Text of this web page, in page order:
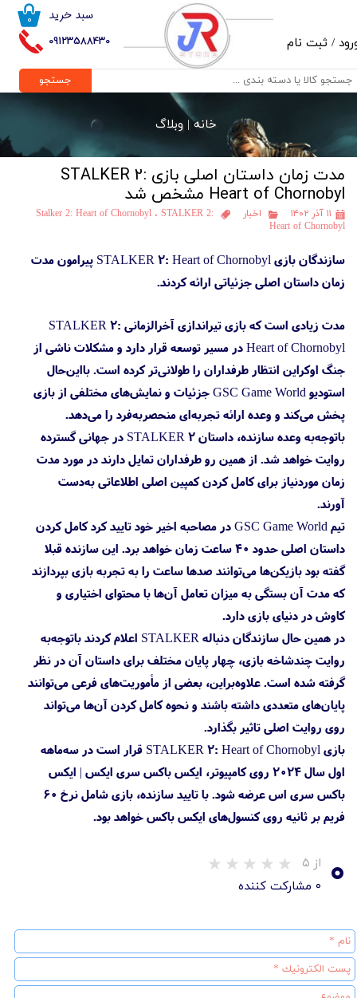
09123588430
۰ سبد خرید
/ ثبت نام
حساب کاربری من
تغییر گذر واژه
خروج از حساب کاربری
جستجو
خانه |وبلاگ
مدت زمان داستان اصلی بازی STALKER 2:
Heart of Chornobyl مشخص شد
۱۱ آذر ۱۴۰۲ اخبار Stalker 2: Heart of Chornobyl ، STALKER 2:
Heart of Chornobyl
سازندگان بازی STALKER 2: Heart of Chornobyl پیرامون مدت
زمان داستان اصلی جزئیاتی ارائه کردند.
مدت زیادی است که بازی تیراندازی آخرالزمانی STALKER 2:
Heart of Chornobyl در مسیر توسعه قرار دارد و مشکلات ناشی از
جنگ اوکراین انتظار طرفداران را طولانی‌تر کرده است. بااین‌حال
استودیو GSC Game World جزئیات و نمایش‌های مختلفی از بازی
پخش می‌کند و وعده ارائه تجربه‌ای منحصر‌به‌فرد را می‌دهد.
باتوجه‌به وعده سازنده، داستان STALKER 2 در جهانی گسترده
روایت خواهد شد. از همین رو طرفداران تمایل دارند در مورد مدت
زمان موردنیاز برای کامل کردن کمپین اصلی اطلاعاتی به‌دست
آورند.
تیم GSC Game World در مصاحبه اخیر خود تایید کرد کامل کردن
داستان اصلی حدود ۴۰ ساعت زمان خواهد برد. این سازنده قبلا
گفته بود بازیکن‌ها می‌توانند صدها ساعت را به تجربه بازی بپردازند
که مدت آن بستگی به میزان تعامل آن‌ها با محتوای اختیاری و
کاوش در دنیای بازی دارد.
در همین حال سازندگان دنباله STALKER اعلام کردند باتوجه‌به
روایت چندشاخه بازی، چهار پایان مختلف برای داستان آن در نظر
گرفته شده است. علاوه‌براین، بعضی از مأموریت‌های فرعی می‌توانند
پایان‌های متعددی داشته باشند و نحوه کامل کردن آن‌ها می‌تواند
روی روایت اصلی تاثیر بگذارد.
بازی STALKER 2: Heart of Chornobyl قرار است در سه‌ماهه
اول سال ۲۰۲۴ روی کامپیوتر، ایکس باکس سری ایکس | ایکس
باکس سری اس عرضه شود. با تایید سازنده، بازی شامل نرخ ۶۰
فریم بر ثانیه روی کنسول‌های ایکس باکس خواهد بود.
۰ از ۵
۰ مشارکت کننده